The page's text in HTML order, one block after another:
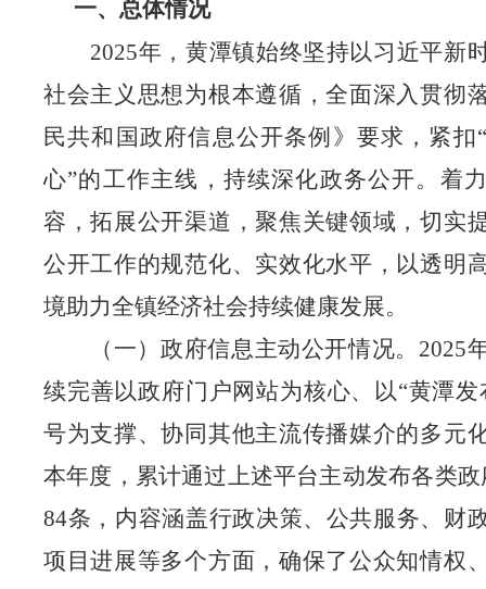
一、总体情况
2025年，黄潭镇始终坚持以习近平新
社会主义思想为根本遵循，全面深入贯彻
民共和国政府信息公开条例》要求，紧扣
心”的工作主线，持续深化政务公开。着
容，拓展公开渠道，聚焦关键领域，切实
公开工作的规范化、实效化水平，以透明
境助力全镇经济社会持续健康发展。
（一）政府信息主动公开情况。 2025
续完善以政府门户网站为核心、以“黄潭发
号为支撑、协同其他主流传播媒介的多元
本年度，累计通过上述平台主动发布各类
84条，内容涵盖行政决策、公共服务、财
项目进展等多个方面，确保了公众知情权